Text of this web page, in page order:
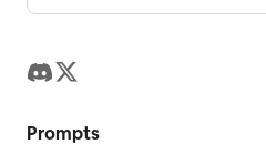
Prompts